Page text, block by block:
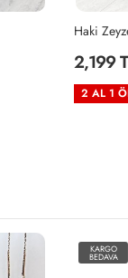
Haki
2,199
2 AL 1
KARGO
BEDAVA